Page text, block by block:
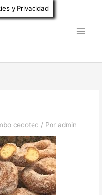
cecotec / Por admin
y Privacidad